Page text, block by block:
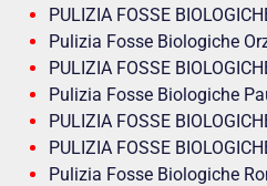
PULIZIA FOSSE
Pulizia Fosse Biologiche
PULIZIA FOSSE
Pulizia Fosse Biologiche
PULIZIA FOSSE
PULIZIA FOSSE
Pulizia Fosse Biologiche